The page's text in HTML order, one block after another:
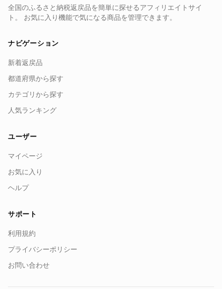
全国のふるさと納税返戻品を簡単に探せるアフィリエイトサイ
ト。 お気に入り機能で気になる商品を管理できます。
ナビゲーション
新着返戻品
都道府県から探す
カテゴリから探す
人気ランキング
ユーザー
マイページ
お気に入り
ヘルプ
サポート
利用規約
プライバシーポリシー
お問い合わせ